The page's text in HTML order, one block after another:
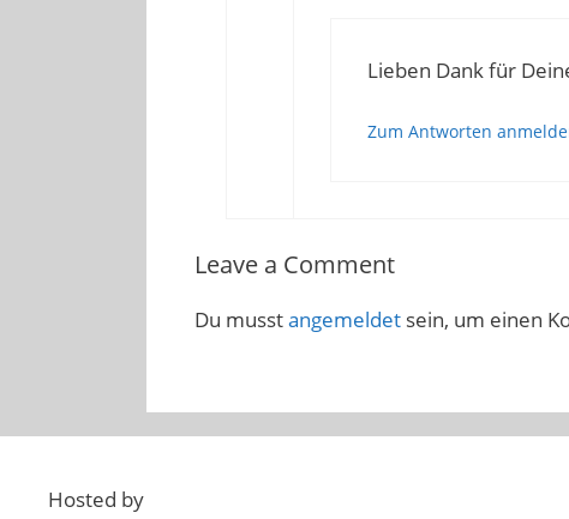
Lieben Dank für
Zum Antworten
Leave a Comment
Du musstangemeldet sein, um einen
Hosted by